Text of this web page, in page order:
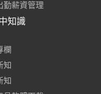
勤薪資管理
知識
欄
知
知